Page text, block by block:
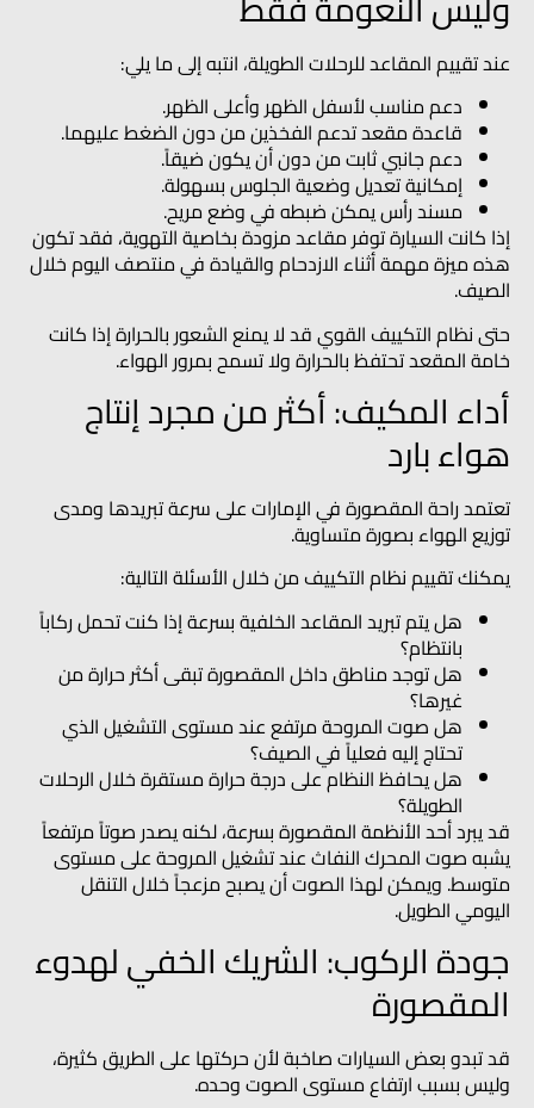
عند تقييم المقاعد للرحلات الطويلة، انتبه إلى ما يلي:
دعم مناسب لأسفل الظهر وأعلى الظهر.
قاعدة مقعد تدعم الفخذين من دون الضغط عليهما.
دعم جانبي ثابت من دون أن يكون ضيقاً.
إمكانية تعديل وضعية الجلوس بسهولة.
مسند رأس يمكن ضبطه في وضع مريح.
إذا كانت السيارة توفر مقاعد مزودة بخاصية التهوية، فقد تكون
هذه ميزة مهمة أثناء الازدحام والقيادة في منتصف اليوم خلال
الصيف.
حتى نظام التكييف القوي قد لا يمنع الشعور بالحرارة إذا كانت
خامة المقعد تحتفظ بالحرارة ولا تسمح بمرور الهواء.
أداء المكيف: أكثر من مجرد إنتاج
هواء بارد
تعتمد راحة المقصورة في الإمارات على سرعة تبريدها ومدى
توزيع الهواء بصورة متساوية.
يمكنك تقييم نظام التكييف من خلال الأسئلة التالية:
هل يتم تبريد المقاعد الخلفية بسرعة إذا كنت تحمل ركاباً
بانتظام؟
هل توجد مناطق داخل المقصورة تبقى أكثر حرارة من
غيرها؟
هل صوت المروحة مرتفع عند مستوى التشغيل الذي
تحتاج إليه فعلياً في الصيف؟
هل يحافظ النظام على درجة حرارة مستقرة خلال الرحلات
الطويلة؟
قد يبرد أحد الأنظمة المقصورة بسرعة، لكنه يصدر صوتاً مرتفعاً
يشبه صوت المحرك النفاث عند تشغيل المروحة على مستوى
متوسط. ويمكن لهذا الصوت أن يصبح مزعجاً خلال التنقل
اليومي الطويل.
جودة الركوب: الشريك الخفي لهدوء
المقصورة
قد تبدو بعض السيارات صاخبة لأن حركتها على الطريق كثيرة،
وليس بسبب ارتفاع مستوى الصوت وحده.